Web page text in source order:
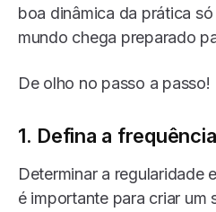
boa dinâmica da prática
mundo chega preparado
De olho no passo a passo!
1. Defina a frequência
Determinar a regularidade
é importante para criar um